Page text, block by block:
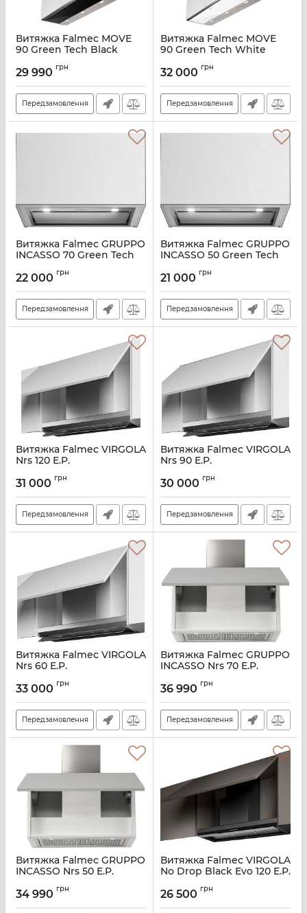
Витяжка Falmec MOVE
90 Green Tech Black
29 990 грн
Передзамовлення
Витяжка Falmec MOVE
90 Green Tech White
32 000 грн
Передзамовлення
Витяжка Falmec GRUPPO
INCASSO 70 Green Tech
22 000 грн
Передзамовлення
Витяжка Falmec GRUPPO
INCASSO 50 Green Tech
21 000 грн
Передзамовлення
Витяжка Falmec VIRGOLA
Nrs 120 E.P.
31 000 грн
Передзамовлення
Витяжка Falmec VIRGOLA
Nrs 90 E.P.
30 000 грн
Передзамовлення
Витяжка Falmec VIRGOLA
Nrs 60 E.P.
33 000 грн
Передзамовлення
Витяжка Falmec GRUPPO
INCASSO Nrs 70 E.P.
36 990 грн
Передзамовлення
Витяжка Falmec GRUPPO
INCASSO Nrs 50 E.P.
34 990 грн
Витяжка Falmec VIRGOLA
No Drop Black Evo 120 E.P.
Артикул: M101306
26 500 грн